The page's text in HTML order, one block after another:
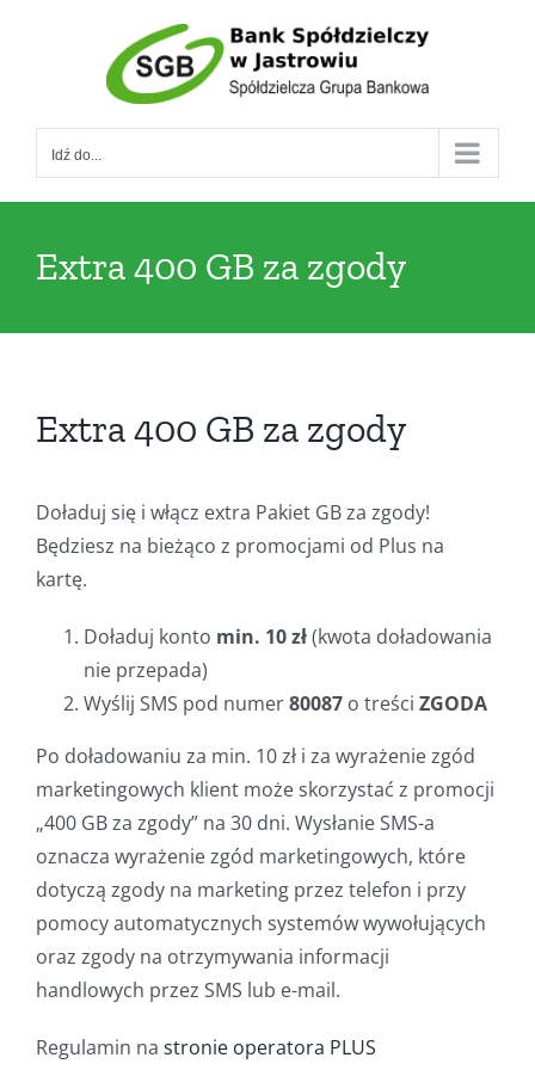
Idź do...
Extra 400 GB za zgody
Extra 400 GB za zgody
Doładuj się i włącz extra Pakiet GB za zgody!
Będziesz na bieżąco z promocjami od Plus na
kartę.
Doładuj konto min. 10 zł(kwota doładowania
nie przepada)
Wyślij SMS pod numer80087 o treści ZGODA
Po doładowaniu za min. 10 zł i za wyrażenie zgód
marketingowych klient może skorzystać z promocji
„400 GB za zgody” na 30 dni. Wysłanie SMS-a
oznacza wyrażenie zgód marketingowych, które
dotyczą zgody na marketing przez telefon i przy
pomocy automatycznych systemów wywołujących
oraz zgody na otrzymywania informacji
handlowych przez SMS lub e-mail.
Regulamin na stronie operatora PLUS